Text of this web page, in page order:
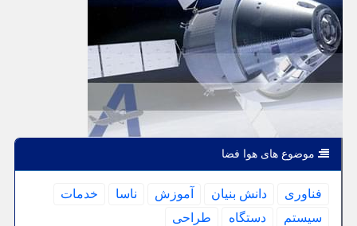
موضوع های هوا فضا
فناوری دانش بنیان آموزش ناسا
خدمات
سیستم
دستگاه طراحی